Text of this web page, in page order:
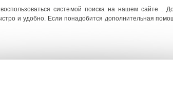
системой поиска на нашем сайте .
и удобно. Если понадобится дополнительная